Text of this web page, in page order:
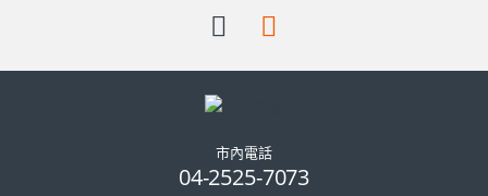
市內電話
04-2525-7073